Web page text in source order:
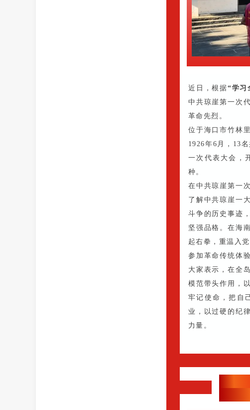
近日，根据“学习
中共琼崖第一次
革命先烈。
位于海口市竹林
1926年6月，13
一次代表大会，
种。
在中共琼崖第一
了解中共琼崖一
斗争的历史事迹
坚强品格。在海
起右拳，重温入党
参加革命传统体
大家表示，在全
模范带头作用，
牢记使命，把自
业，以过硬的纪
力量。